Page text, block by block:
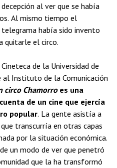
al ver que se había
Al mismo tiempo el
había sido invento
quitarle el circo.
de la Universidad de
al Instituto de la Comunicación
circo Chamorroes una
de un cine que ejercía
popular. La gente asistía a
transcurría en otras capas
por la situación económica.
un modo de ver que penetró
que la ha transformó